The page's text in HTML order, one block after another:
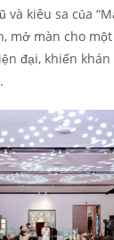
kiêu sa của
mở màn cho
đại, khiến